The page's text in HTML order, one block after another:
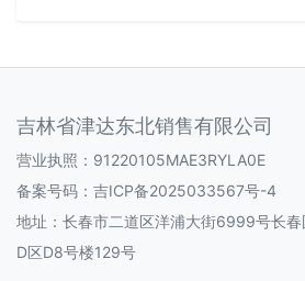
吉林省津达东北销售有限公司
营业执照：91220105MAE3RYLA0E
备案号码： 吉ICP备2025033567号-4
地址：长春市二道区洋浦大街6999号长
D区D8号楼129号